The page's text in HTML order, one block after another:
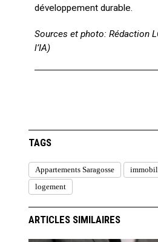
développement durable.
Sources et photo: Rédaction
l’IA)
TAGS
Appartements Saragosse
logement
ARTICLES SIMILAIRES